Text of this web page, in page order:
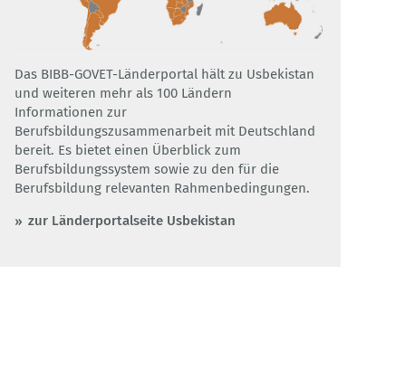
Das BIBB-GOVET-Länderportal hält zu Usbekistan
und weiteren mehr als 100 Ländern
Informationen zur
Berufsbildungszusammenarbeit mit Deutschland
bereit. Es bietet einen Überblick zum
Berufsbildungssystem sowie zu den für die
Berufsbildung relevanten Rahmenbedingungen.
zur Länderportalseite Usbekistan